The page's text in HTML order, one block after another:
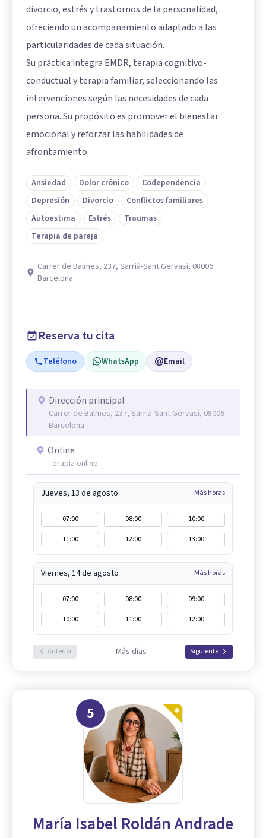
divorcio, estrés y trastornos de la personalidad,
ofreciendo un acompañamiento adaptado a las
particularidades de cada situación.
Su práctica integra EMDR, terapia cognitivo-
conductual y terapia familiar, seleccionando las
intervenciones según las necesidades de cada
persona. Su propósito es promover el bienestar
emocional y reforzar las habilidades de
afrontamiento.
Ansiedad Dolor crónico
Codependencia
Depresión
Divorcio
Conflictos familiares
Autoestima
Estrés
Traumas
Terapia de pareja
Carrer de Balmes, 237, Sarrià-Sant Gervasi, 08006
Barcelona
Reserva tu cita
Teléfono WhatsApp Email
Dirección principal
Carrer de Balmes, 237, Sarrià-Sant Gervasi, 08006
Barcelona
Online
Terapia online
Jueves, 13 de agosto Más horas
07:00 08:00
10:00
11:00
12:00 13:00
Viernes, 14 de agosto Más horas
07:00 08:00
09:00
10:00
11:00 12:00
Anterior Más días Siguiente
5
María Isabel Roldán Andrade